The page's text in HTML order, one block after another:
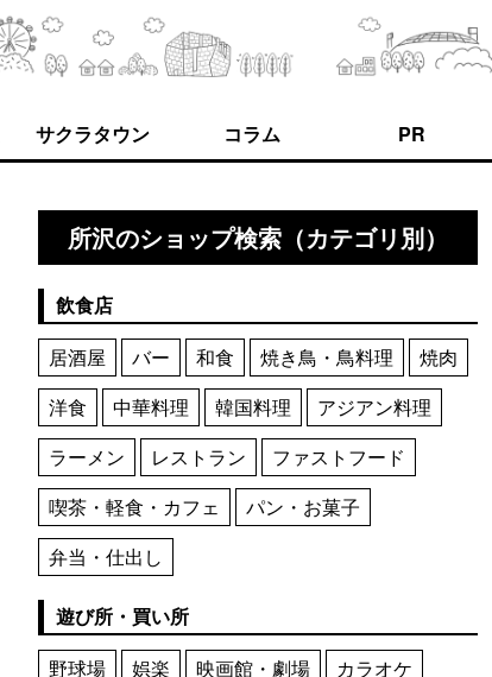
サクラタウン コラム PR
所沢のショップ検索（カテゴリ別）
飲食店
居酒屋
バー 和食 焼き鳥・鳥料理
焼肉
洋食
中華料理 韓国料理
アジアン料理
ラーメン
レストラン
ファストフード
喫茶・軽食・カフェ
パン・お菓子
弁当・仕出し
遊び所・買い所
野球場
娯楽 映画館・劇場
カラオケ